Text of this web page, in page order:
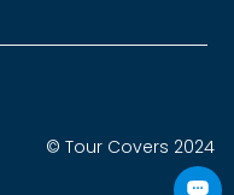
© Tour Covers 2024